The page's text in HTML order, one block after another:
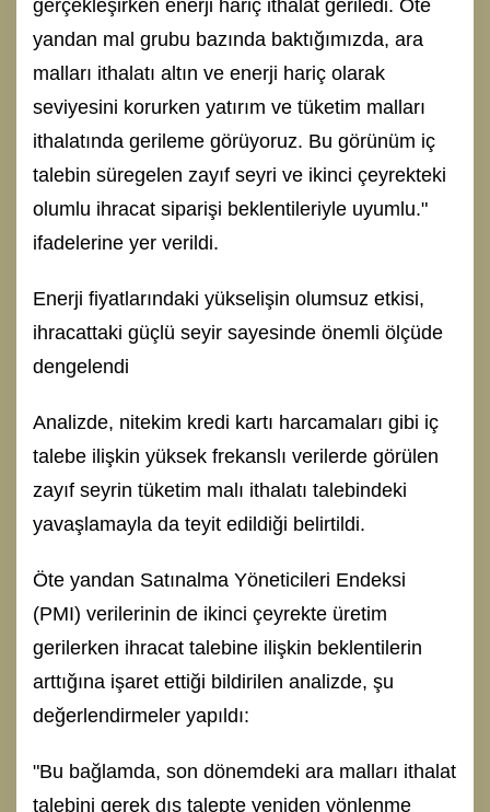
gerçekleşirken enerji hariç ithalat geriledi. Öte
yandan mal grubu bazında baktığımızda, ara
malları ithalatı altın ve enerji hariç olarak
seviyesini korurken yatırım ve tüketim malları
ithalatında gerileme görüyoruz. Bu görünüm iç
talebin süregelen zayıf seyri ve ikinci çeyrekteki
olumlu ihracat siparişi beklentileriyle uyumlu."
ifadelerine yer verildi.
Enerji fiyatlarındaki yükselişin olumsuz etkisi,
ihracattaki güçlü seyir sayesinde önemli ölçüde
dengelendi
Analizde, nitekim kredi kartı harcamaları gibi iç
talebe ilişkin yüksek frekanslı verilerde görülen
zayıf seyrin tüketim malı ithalatı talebindeki
yavaşlamayla da teyit edildiği belirtildi.
Öte yandan Satınalma Yöneticileri Endeksi
(PMI) verilerinin de ikinci çeyrekte üretim
gerilerken ihracat talebine ilişkin beklentilerin
arttığına işaret ettiği bildirilen analizde, şu
değerlendirmeler yapıldı:
"Bu bağlamda, son dönemdeki ara malları ithalat
talebini gerek dış talepte yeniden yönlenme